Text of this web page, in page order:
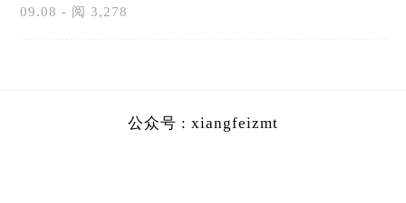
09.08 - 阅 3,278
公众号 : xiangfeizmt